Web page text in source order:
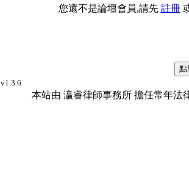
您還不是論壇會員,請先 註冊
v1.3.6
本站由 瀛睿律師事務所 擔任常年法